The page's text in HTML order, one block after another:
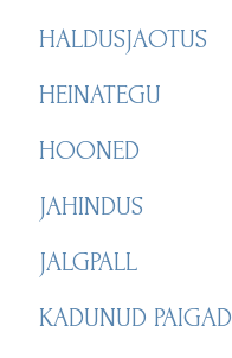
HALDUSJAOTUS
HEINATEGU
HOONED
JAHINDUS
JALGPALL
KADUNUD PAIGAD